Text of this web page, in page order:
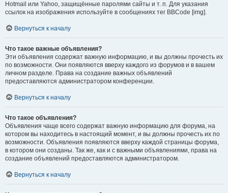
Hotmail или Yahoo, защищённые паролями сайты и т. п. Для указания
ссылок на изображения используйте в сообщениях тег BBCode [img].
Вернуться к началу
Что такое важные объявления?
Эти объявления содержат важную информацию, и вы должны прочесть их
по возможности. Они появляются вверху каждого из форумов и в вашем
личном разделе. Права на создание важных объявлений
предоставляются администратором конференции.
Вернуться к началу
Что такое объявления?
Объявления чаще всего содержат важную информацию для форума, на
котором вы находитесь в настоящий момент, и вы должны прочесть их по
возможности. Объявления появляются вверху каждой страницы форума,
в котором они созданы. Так же, как и с важными объявлениями, права на
создание объявлений предоставляются администратором.
Вернуться к началу